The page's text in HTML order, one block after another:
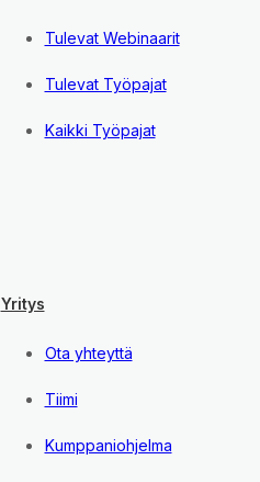
Tulevat Webinaarit
Tulevat Työpajat
Kaikki Työpajat
Yritys
Ota yhteyttä
Tiimi
Kumppaniohjelma